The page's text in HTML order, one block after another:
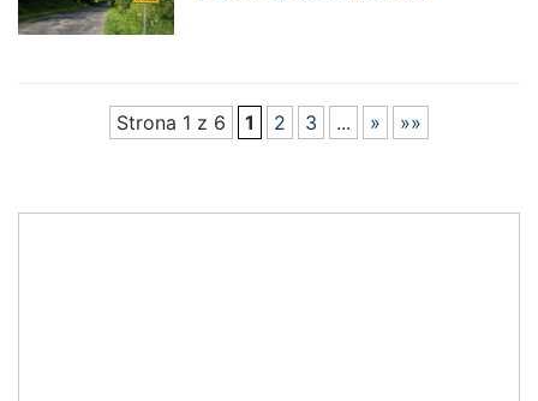
Strona 1 z 6 1 2 3 ... » »»